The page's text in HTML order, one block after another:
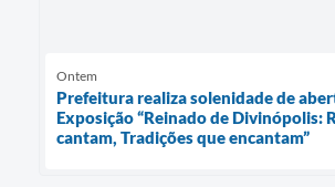
Ontem
Prefeitura realiza solenidade de
Exposição “Reinado de Divinópolis:
cantam, Tradições que encantam”